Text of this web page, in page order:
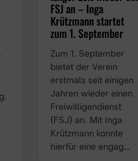
FSJ an – Inga
Krützmann startet zum
1. September
Zum 1. September
bietet der Verein
erstmals seit einigen
Jahren wieder einen
Freiwilligendienst
(FSJ) an. Mit Inga
Krützmann konnte
hierfür eine engag…